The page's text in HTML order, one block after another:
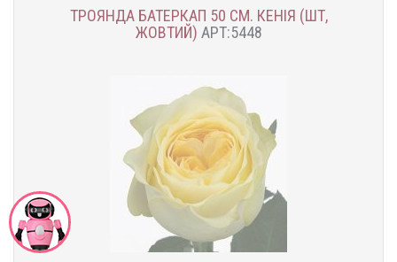
ТРОЯНДА БАТЕРКАП 50 СМ. КЕНІЯ (ШТ,
ЖОВТИЙ) АРТ:5448